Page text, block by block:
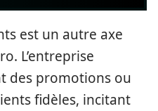
est un autre axe
L’entreprise
des promotions ou
fidèles, incitant